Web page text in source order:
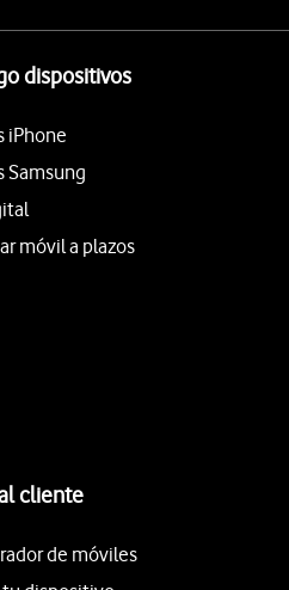
dispositivos
iPhone
Samsung
móvil a plazos
cliente
de móviles